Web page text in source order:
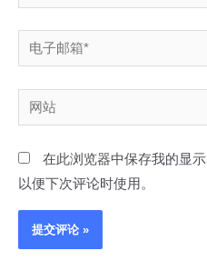
电
子
邮
箱
网
站
在此浏览器中保存我的显
以便下次评论时使用。